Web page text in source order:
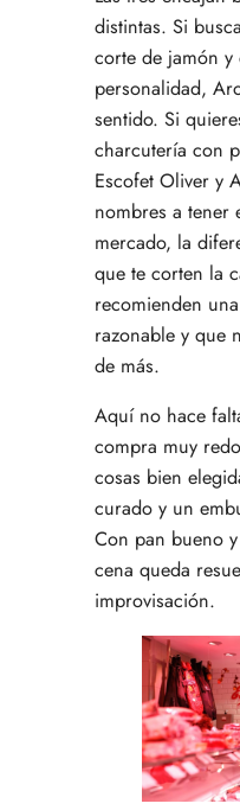
distintas. Si
corte de jamón y
personalidad,
sentido. Si
charcutería con
Escofet Oliver y
nombres a tener
mercado, la
que te corten la
recomienden
razonable y que
de más.
Aquí no hace
compra muy
cosas bien
curado y un
Con pan bueno
cena queda
improvisación.